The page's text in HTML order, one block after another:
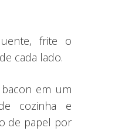
frite o
cada lado.
em um
cozinha e
de papel por